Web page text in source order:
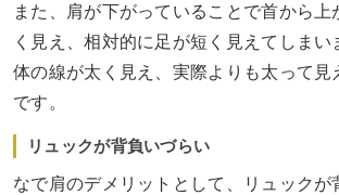
また、肩が下がっていることで首から上
く見え、相対的に足が短く見えてしまい
体の線が太く見え、実際よりも太って見
です。
リュックが背負いづらい
なで肩のデメリットとして、リュックが